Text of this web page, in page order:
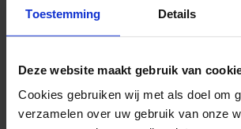
Toestemming Details
Deze website maakt gebruik van
Cookies gebruiken wij met als doel om
verzamelen over uw gebruik van onze
Deel dit artikel:
Deel op LinkedIn
Deel via Whatsapp
Deel via email